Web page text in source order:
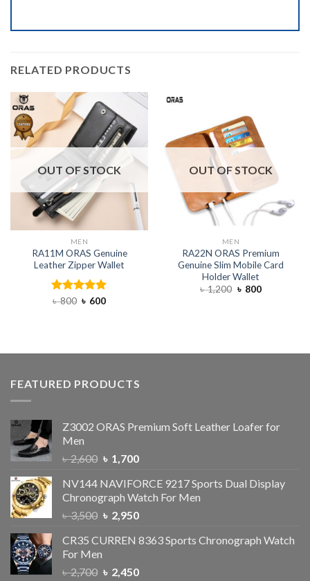
RELATED PRODUCTS
OUT OF STOCK
MEN
RA11M ORAS Genuine
Leather Zipper Wallet
Rated5.00
৳800 ৳ 600
OUT OF STOCK
MEN
RA22N ORAS Premium
Genuine Slim Mobile Card
Holder Wallet
৳1,200 ৳ 800
FEATURED PRODUCTS
Z3002 ORAS Premium Soft Leather Loafer for
Men
৳2,600 ৳ 1,700
NV144 NAVIFORCE 9217 Sports Dual Display
Chronograph Watch For Men
৳3,500 ৳ 2,950
CR35 CURREN 8363 Sports Chronograph Watch
For Men
৳2,700 ৳ 2,450